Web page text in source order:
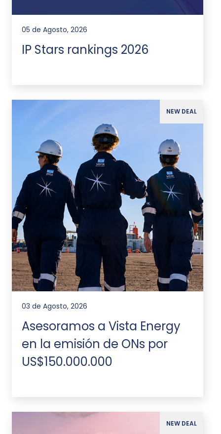
05 de Agosto, 2026
IP Stars rankings 2026
NEW DEAL
03 de Agosto, 2026
Asesoramos a Vista Energy
en la emisión de ONs por
US$150.000.000
NEW DEAL